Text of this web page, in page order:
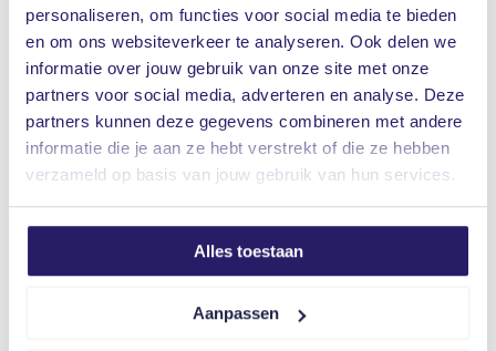
personaliseren, om functies voor social media te bieden
en om ons websiteverkeer te analyseren. Ook delen we
informatie over jouw gebruik van onze site met onze
partners voor social media, adverteren en analyse. Deze
partners kunnen deze gegevens combineren met andere
informatie die je aan ze hebt verstrekt of die ze hebben
verzameld op basis van jouw gebruik van hun services.
Alles toestaan
Aanpassen
Rinse de Jong
Teamleider volmacht
Volmachtspecialist